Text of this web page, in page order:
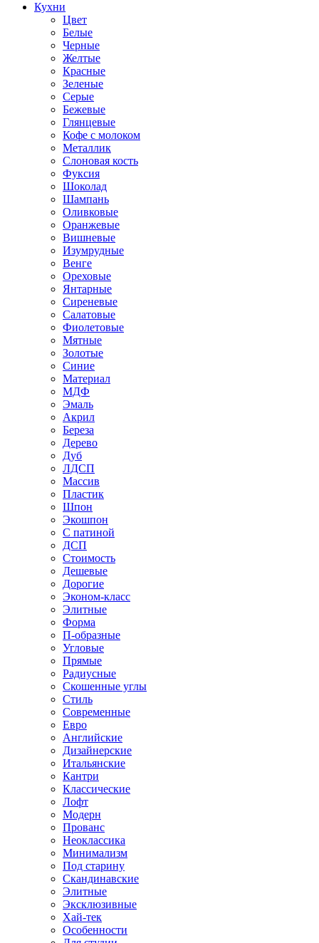
Кухни
Цвет
Белые
Черные
Желтые
Красные
Зеленые
Серые
Бежевые
Глянцевые
Кофе с молоком
Металлик
Слоновая кость
Фуксия
Шоколад
Шампань
Оливковые
Оранжевые
Вишневые
Изумрудные
Венге
Ореховые
Янтарные
Сиреневые
Салатовые
Фиолетовые
Мятные
Золотые
Синие
Материал
МДФ
Эмаль
Акрил
Береза
Дерево
Дуб
ЛДСП
Массив
Пластик
Шпон
Экошпон
С патиной
ДСП
Стоимость
Дешевые
Дорогие
Эконом-класс
Элитные
Форма
П-образные
Угловые
Прямые
Радиусные
Скошенные углы
Стиль
Современные
Евро
Английские
Дизайнерские
Итальянские
Кантри
Классические
Лофт
Модерн
Прованс
Неоклассика
Минимализм
Под старину
Скандинавские
Элитные
Эксклюзивные
Хай-тек
Особенности